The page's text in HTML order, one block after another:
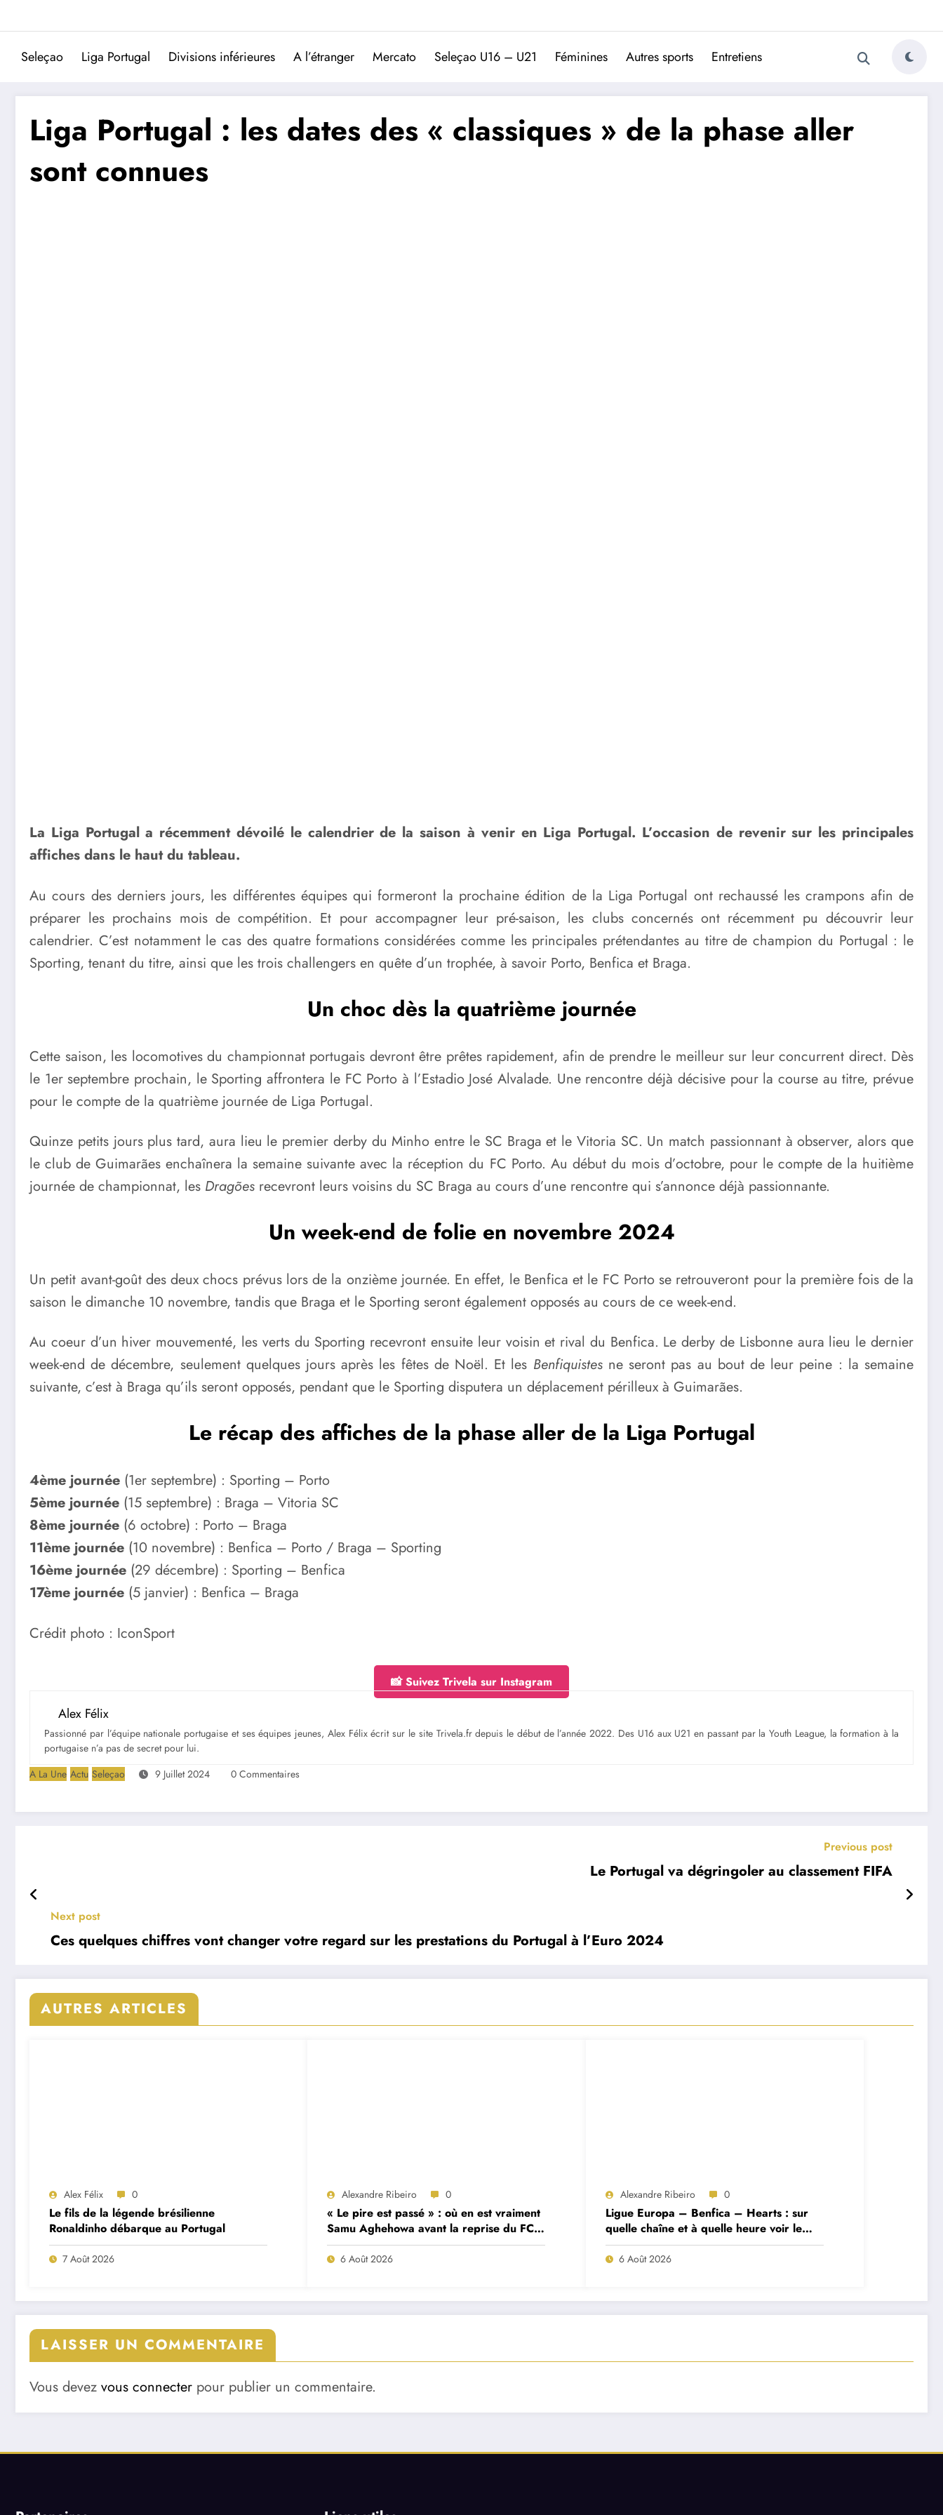
Trivela
L'actualité du football portugais
Seleçao Liga Portugal Divisions inférieures A l’étranger Mercato Seleçao U16 – U21 Féminines Autres sports Entretiens
Liga Portugal : les dates des « classiques » de la phase aller
sont connues
La Liga Portugal a récemment dévoilé le calendrier de la saison à venir en Liga Portugal. L’occasion de revenir sur les principales
affiches dans le haut du tableau.
Au cours des derniers jours, les différentes équipes qui formeront la prochaine édition de la Liga Portugal ont rechaussé les crampons afin de
préparer les prochains mois de compétition. Et pour accompagner leur pré-saison, les clubs concernés ont récemment pu découvrir leur
calendrier. C’est notamment le cas des quatre formations considérées comme les principales prétendantes au titre de champion du Portugal : le
Sporting, tenant du titre, ainsi que les trois challengers en quête d’un trophée, à savoir Porto, Benfica et Braga.
Un choc dès la quatrième journée
Cette saison, les locomotives du championnat portugais devront être prêtes rapidement, afin de prendre le meilleur sur leur concurrent direct. Dès
le 1er septembre prochain, le Sporting affrontera le FC Porto à l’Estadio José Alvalade. Une rencontre déjà décisive pour la course au titre, prévue
pour le compte de la quatrième journée de Liga Portugal.
Quinze petits jours plus tard, aura lieu le premier derby du Minho entre le SC Braga et le Vitoria SC. Un match passionnant à observer, alors que
le club de Guimarães enchaînera la semaine suivante avec la réception du FC Porto. Au début du mois d’octobre, pour le compte de la huitième
journée de championnat, les Dragões recevront leurs voisins du SC Braga au cours d’une rencontre qui s’annonce déjà passionnante.
Un week-end de folie en novembre 2024
Un petit avant-goût des deux chocs prévus lors de la onzième journée. En effet, le Benfica et le FC Porto se retrouveront pour la première fois de la
saison le dimanche 10 novembre, tandis que Braga et le Sporting seront également opposés au cours de ce week-end.
Au coeur d’un hiver mouvementé, les verts du Sporting recevront ensuite leur voisin et rival du Benfica. Le derby de Lisbonne aura lieu le dernier
week-end de décembre, seulement quelques jours après les fêtes de Noël. Et les Benfiquistesne seront pas au bout de leur peine : la semaine
suivante, c’est à Braga qu’ils seront opposés, pendant que le Sporting disputera un déplacement périlleux à Guimarães.
Le récap des affiches de la phase aller de la Liga Portugal
4ème journée (1er septembre) : Sporting – Porto
5ème journée (15 septembre) : Braga – Vitoria SC
8ème journée (6 octobre) : Porto – Braga
11ème journée (10 novembre) : Benfica – Porto / Braga – Sporting
16ème journée (29 décembre) : Sporting – Benfica
17ème journée (5 janvier) : Benfica – Braga
Crédit photo : IconSport
📸 Suivez Trivela sur Instagram
Alex Félix
Passionné par l’équipe nationale portugaise et ses équipes jeunes, Alex Félix écrit sur le site Trivela.fr depuis le début de l’année 2022. Des U16 aux U21 en passant par la Youth League, la formation à la
portugaise n’a pas de secret pour lui.
A La Une Actu Seleçao 9 Juillet 2024 0 Commentaires
Previous post
Le Portugal va dégringoler au classement FIFA
Next post
Ces quelques chiffres vont changer votre regard sur les prestations du Portugal à l’Euro 2024
AUTRES ARTICLES
Alex Félix 0
Le fils de la légende brésilienne
Ronaldinho débarque au Portugal
7 Août 2026
Alexandre Ribeiro 0
« Le pire est passé » : où en est vraiment
Samu Aghehowa avant la reprise du FC
Porto ?
6 Août 2026
Alexandre Ribeiro 0
Ligue Europa – Benfica – Hearts : sur
quelle chaîne et à quelle heure voir le
match ?
6 Août 2026
LAISSER UN COMMENTAIRE
Vous devez vous connecter pour publier un commentaire.